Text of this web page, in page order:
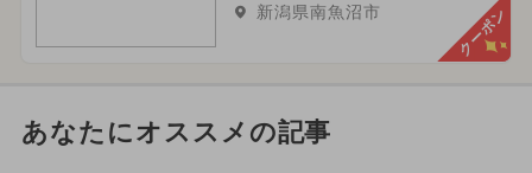
新潟県南魚沼市 クーポン
あなたにオススメの記事